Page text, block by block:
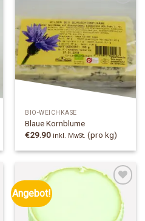
Add to
Wishlist
BIO-WEICHKÄSE
Blaue Kornblume
€29.90 inkl. MwSt. (pro kg)
Angebot!
Add to